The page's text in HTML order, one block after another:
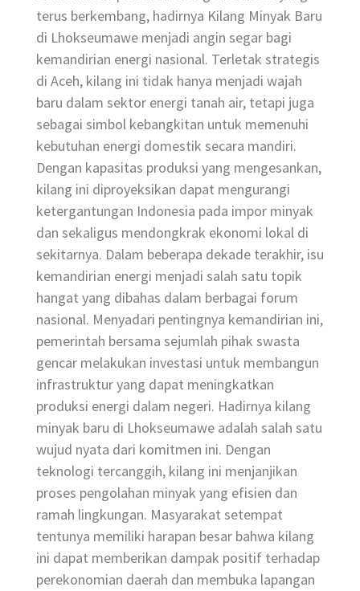
terus berkembang, hadirnya Kilang Minyak Baru
di Lhokseumawe menjadi angin segar bagi
kemandirian energi nasional. Terletak strategis
di Aceh, kilang ini tidak hanya menjadi wajah
baru dalam sektor energi tanah air, tetapi juga
sebagai simbol kebangkitan untuk memenuhi
kebutuhan energi domestik secara mandiri.
Dengan kapasitas produksi yang mengesankan,
kilang ini diproyeksikan dapat mengurangi
ketergantungan Indonesia pada impor minyak
dan sekaligus mendongkrak ekonomi lokal di
sekitarnya. Dalam beberapa dekade terakhir, isu
kemandirian energi menjadi salah satu topik
hangat yang dibahas dalam berbagai forum
nasional. Menyadari pentingnya kemandirian ini,
pemerintah bersama sejumlah pihak swasta
gencar melakukan investasi untuk membangun
infrastruktur yang dapat meningkatkan
produksi energi dalam negeri. Hadirnya kilang
minyak baru di Lhokseumawe adalah salah satu
wujud nyata dari komitmen ini. Dengan
teknologi tercanggih, kilang ini menjanjikan
proses pengolahan minyak yang efisien dan
ramah lingkungan. Masyarakat setempat
tentunya memiliki harapan besar bahwa kilang
ini dapat memberikan dampak positif terhadap
perekonomian daerah dan membuka lapangan